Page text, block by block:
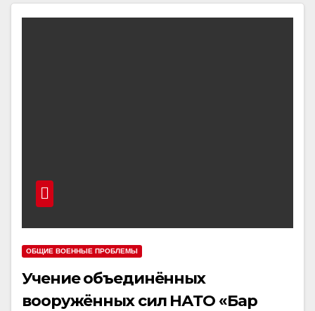
ОБЩИЕ ВОЕННЫЕ ПРОБЛЕМЫ
Учение объединённых
вооружённых сил НАТО «Бар